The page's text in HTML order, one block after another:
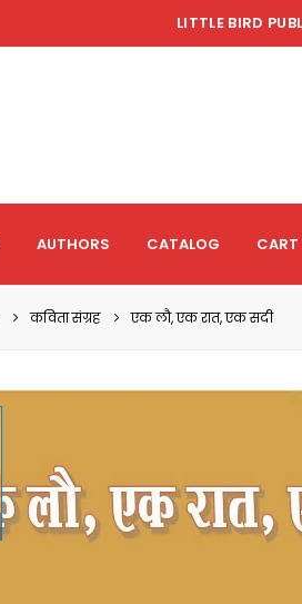
LITTLE BIRD
AUTHORS CATALOG CART
कविता संग्रह एक लौ, एक रात, एक सदी